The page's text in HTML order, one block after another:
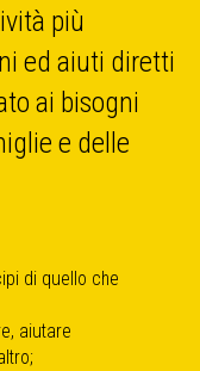
più
ed aiuti diretti
ai bisogni
e delle
di quello che
aiutare